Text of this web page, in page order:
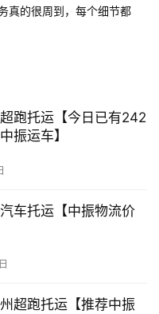
真的很周到，每个细节都
跑托运【今日已有242
振运车】
车托运【中振物流价
超跑托运【推荐中振